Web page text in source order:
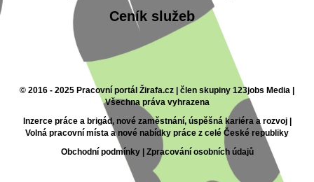
Ceník služeb
© 2016 - 2025 Pracovní portál Žirafa.cz | člen skupiny 123jobs Media |
Všechna práva vyhrazena
Inzerce práce a brigád, nové zaměstnání, úspěšná kariéra a rozvoj |
Volná pracovní místa a nové nabídky práce z celé České republiky
Obchodní podmínky| Zpracování osobních údajů